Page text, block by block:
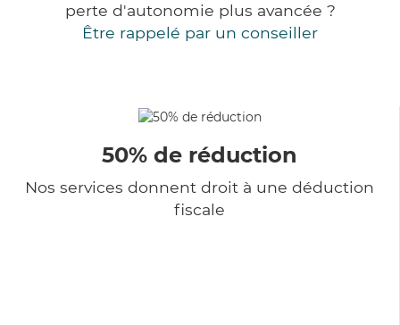
perte d'autonomie plus avancée ?
Être rappelé par un conseiller
50% de réduction
Nos services donnent droit à une déduction
fiscale